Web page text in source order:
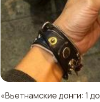
«Вьетнамские донги: 1